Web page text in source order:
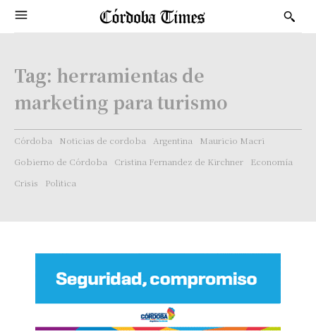
Tag: herramientas de
marketing para turismo
Córdoba Noticias de cordoba Argentina
Mauricio Macri
Gobierno de Córdoba
Cristina Fernandez de Kirchner
Economía
Crisis
Politica